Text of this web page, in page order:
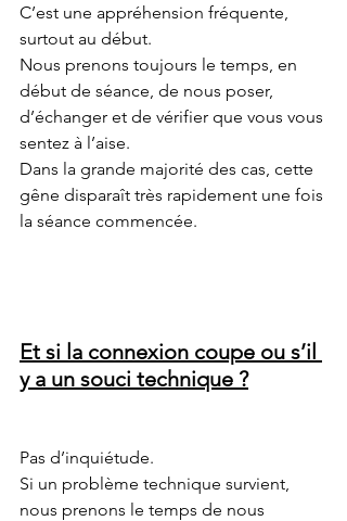
C’est une appréhension fréquente,
surtout au début.
Nous prenons toujours le temps, en
début de séance, de nous poser,
d’échanger et de vérifier que vous vous
sentez à l’aise.
Dans la grande majorité des cas, cette
gêne disparaît très rapidement une fois
la séance commencée.
Et si la connexion coupe ou s’il
y a un souci technique ?
Pas d’inquiétude.
Si un problème technique survient,
nous prenons le temps de nous